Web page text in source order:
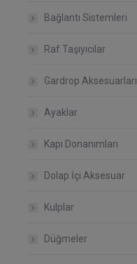
Bağlantı Sistemleri
Raf Taşıyıcılar
Gardrop Aksesuarları
Ayaklar
Kapı Donanımları
Dolap İçi Aksesuar
Kulplar
Düğmeler